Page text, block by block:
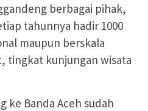
berbagai pihak,
tahunnya hadir 1000
maupun berskala
tingkat kunjungan wisata
ke Banda Aceh sudah